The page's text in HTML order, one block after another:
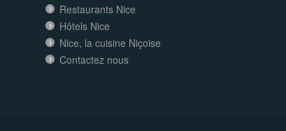
Restaurants Nice
Hôtels Nice
Nice, la cuisine Niçoise
Contactez nous